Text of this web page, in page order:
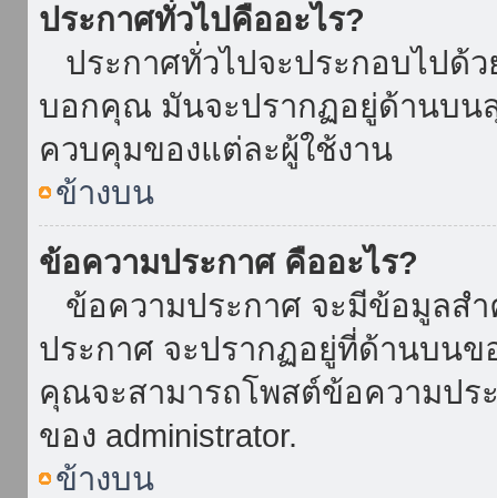
ประกาศทั่วไปคืออะไร?
ประกาศทั่วไปจะประกอบไปด้
บอกคุณ มันจะปรากฏอยู่ด้านบน
ควบคุมของแต่ละผู้ใช้งาน
ข้างบน
ข้อความประกาศ คืออะไร?
ข้อความประกาศ จะมีข้อมูลส
ประกาศ จะปรากฏอยู่ที่ด้านบนข
คุณจะสามารถโพสต์ข้อความป
ของ administrator.
ข้างบน